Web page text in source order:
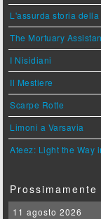
L'assurda storia
The Mortuary
I Nisidiani
Il Mestiere
Scarpe Rotte
Limoni a Varsavia
Ateez: Light the Way
Prossimamente
11 agosto 2026